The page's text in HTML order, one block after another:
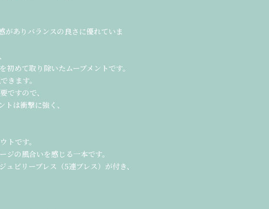
がありバランスの良さに優れていま
めて取り除いたムーブメントです。
きます。
ですので、
は衝撃に強く、
トです。
の風合いを感じる一本です。
ビリーブレス（5連ブレス）が付き、